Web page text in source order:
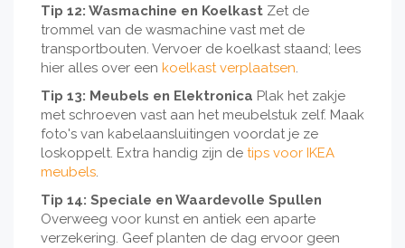
Tip 12: Wasmachine en Koelkast Zet de
trommel van de wasmachine vast met de
transportbouten. Vervoer de koelkast staand; lees
hier alles over een koelkast verplaatsen.
Tip 13: Meubels en Elektronica Plak het zakje
met schroeven vast aan het meubelstuk zelf. Maak
foto's van kabelaansluitingen voordat je ze
loskoppelt. Extra handig zijn de tips voor IKEA
meubels.
Tip 14: Speciale en Waardevolle Spullen
Overweeg voor kunst en antiek een aparte
verzekering. Geef planten de dag ervoor geen